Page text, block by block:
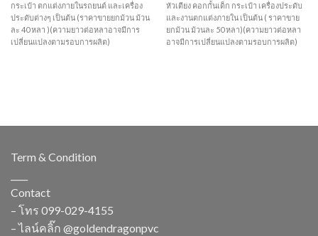
กระเป๋า ตกแต่งภายในรถยนต์ และเครื่อง
ประดับต่างๆ เป็นต้น (ราคาขายยกม้วน ม้วน
ละ 40 หลา )(ความยาวต่อหลาอาจมีการ
เปลี่ยนแปลงตามรอบการผลิต)
หัวเตียง คอกกั้นเด็ก กระเป๋า เครื่องประดับ
และงานตกแต่งภายใน เป็นต้น ( ราคาขาย
ยกม้วน ม้วนละ 50 หลา)(ความยาวต่อหลา
อาจมีการเปลี่ยนแปลงตามรอบการผลิต)
Term & Condition
Contact
– โทร 099-029-4155
– ไลน์คลิ๊ก @goldendragonpvc